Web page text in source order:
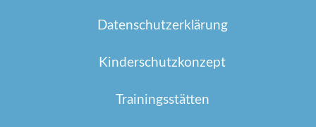
Datenschutzerklärung
Kinderschutzkonzept
Trainingsstätten